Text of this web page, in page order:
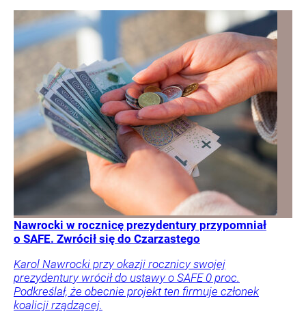
Nawrocki w rocznicę prezydentury przypomniał
o SAFE. Zwrócił się do Czarzastego
Karol Nawrocki przy okazji rocznicy swojej
prezydentury wrócił do ustawy o SAFE 0 proc.
Podkreślał, że obecnie projekt ten firmuje członek
koalicji rządzącej.